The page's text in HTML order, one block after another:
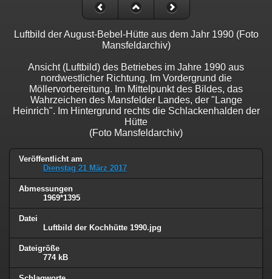
Luftbild der August-Bebel-Hütte aus dem Jahr 1990 (Foto
Mansfeldarchiv)
Ansicht (Luftbild) des Betriebes im Jahre 1990 aus
nordwestlicher Richtung. Im Vordergrund die
Möllervorbereitung. Im Mittelpunkt des Bildes, das
Wahrzeichen des Mansfelder Landes, der "Lange
Heinrich". Im Hintergrund rechts die Schlackenhalden der
Hütte
(Foto Mansfeldarchiv)
Veröffentlicht am
Dienstag 21 März 2017
Abmessungen
1969*1395
Datei
Luftbild der Kochhütte 1990.jpg
Dateigröße
774 kB